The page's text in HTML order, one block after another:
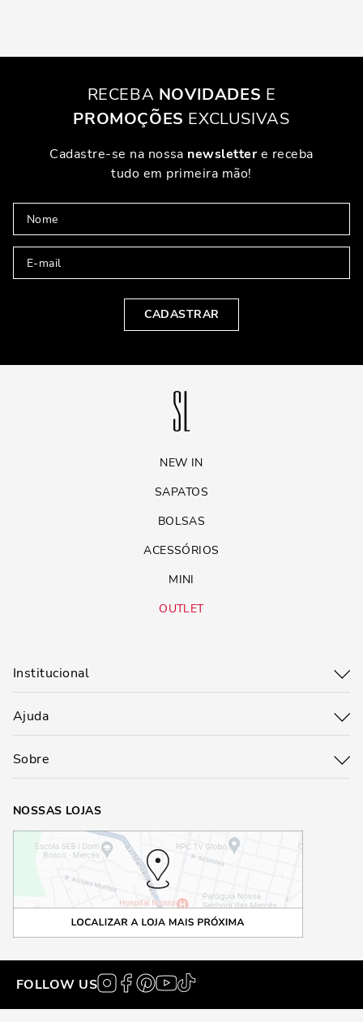
RECEBA NOVIDADES E
PROMOÇÕES EXCLUSIVAS
Cadastre-se na nossa newslettere receba
tudo em primeira mão!
CADASTRAR
NEW IN
SAPATOS
BOLSAS
ACESSÓRIOS
MINI
OUTLET
Institucional
Ajuda
Sobre
NOSSAS LOJAS
FOLLOW US